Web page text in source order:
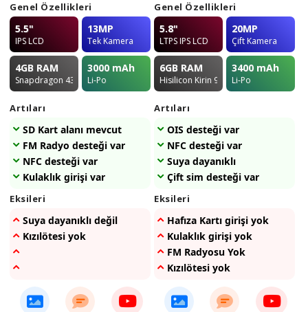
Genel Özellikleri
5.5"
IPS LCD
13MP
Tek Kamera
4GB RAM
Snapdragon 435
3000 mAh
Li-Po
Artıları
SD Kart alanı mevcut
FM Radyo desteği var
NFC desteği var
Kulaklık girişi var
Eksileri
Suya dayanıklı değil
Kızılötesi yok
Genel Özellikleri
5.8"
LTPS IPS LCD
20MP
Çift Kamera
6GB RAM
Hisilicon Kirin 970
3400 mAh
Li-Po
Artıları
OIS desteği var
NFC desteği var
Suya dayanıklı
Çift sim desteği var
Eksileri
Hafıza Kartı girişi yok
Kulaklık girişi yok
FM Radyosu Yok
Kızılötesi yok